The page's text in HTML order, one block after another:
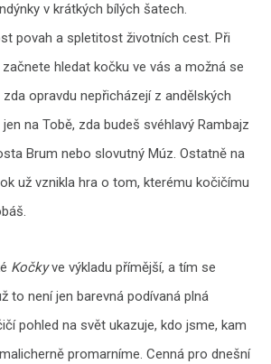
v krátkých bílých šatech.
povah a spletitost životních cest. Při
hledat kočku ve vás a možná se
opravdu nepřicházejí z andělských
na Tobě, zda budeš svéhlavý Rambajz
Brum nebo slovutný Múz. Ostatně na
už vznikla hra o tom, kterému kočičímu
Kočkyve výkladu přímější, a tím se
to není jen barevná podívaná plná
pohled na svět ukazuje, kdo jsme, kam
promarníme. Cenná pro dnešní